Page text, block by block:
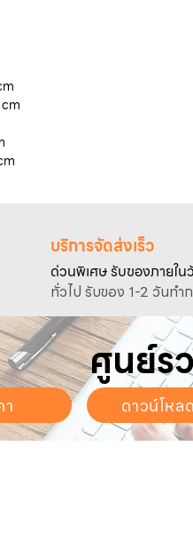
บริการจัดส่งเร็ว
ด่วนพิเศษ รับของภายใน
ทั่วไป รับของ 1-2 วันทำ
ศูนย์ร
ดาวน์โห